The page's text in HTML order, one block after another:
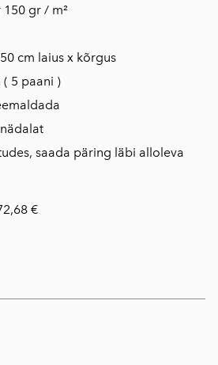
gr / m²
cm laius x kõrgus
( 5 paani )
saada päring läbi alloleva
€